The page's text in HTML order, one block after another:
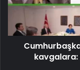
kavgalara: